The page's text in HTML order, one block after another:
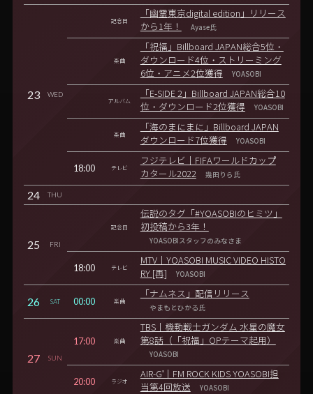
23 WED
記念日
「幽霊東京digital edition」リリース
から1年！
Ayase氏
楽曲
「祝福」Billboard JAPAN総合5位・
ダウンロード4位・ストリーミング
6位・アニメ2位獲得
YOASOBI
アルバム
「E-SIDE 2」Billboard JAPAN総合10
位・ダウンロード2位獲得
YOASOBI
楽曲
「海のまにまに」Billboard JAPAN
ダウンロード7位獲得
YOASOBI
18:00 テレビ
フジテレビ｜FIFAワールドカップ
カタール2022
幾田りら氏
24 THU
25 FRI
記念日
伝説のタグ「#YOASOBIのヒミツ」
初投稿から3年！
YOASOBIスタッフのみなさま
18:00 テレビ
MTV｜YOASOBI MUSIC VIDEO HISTO
RY [再]
YOASOBI
26 SAT 00:00 楽曲
「ナムネス」配信リリース
やまもとひかる氏
27 SUN
17:00 楽曲
TBS｜機動戦士ガンダム 水星の魔女
第8話（「祝福」OPテーマ起用）
YOASOBI
20:00 ラジオ
AIR-G'｜FM ROCK KIDS YOASOBI担
当第4回放送
YOASOBI